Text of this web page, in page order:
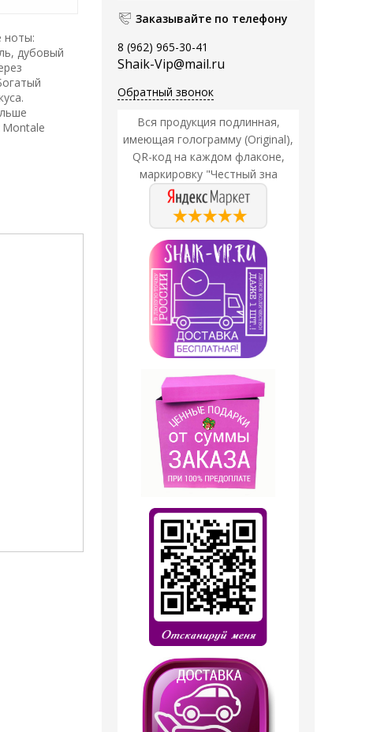
Заказывайте по телефону
8 (962) 965-30-41
Shaik-Vip@mail.ru
Обратный звонок
Вся продукция подлинная,
имеющая голограмму (Original),
QR-код на каждом флаконе,
маркировку "Честный зна
ноты:
дубовый